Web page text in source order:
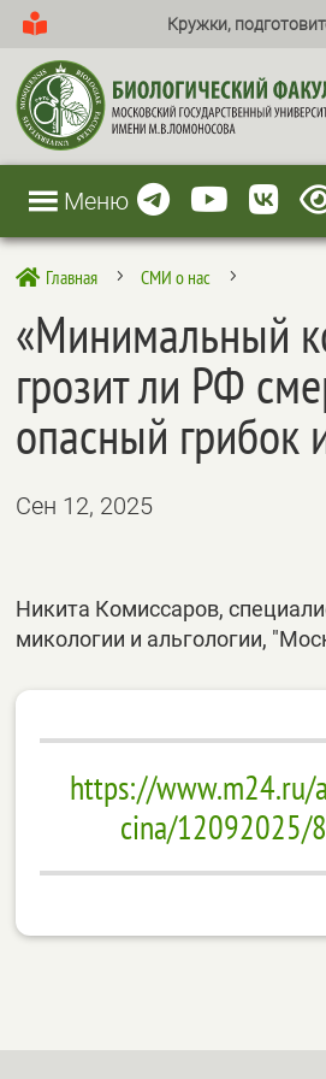
Кружки,
Меню
 Главная 5 СМИ о нас 5
«Минимальный
грозит ли РФ
опасный грибок
Сен 12, 2025
Никита Комиссаров,
микологии и альгологии,
https://www.m24.ru/
cina/12092025/